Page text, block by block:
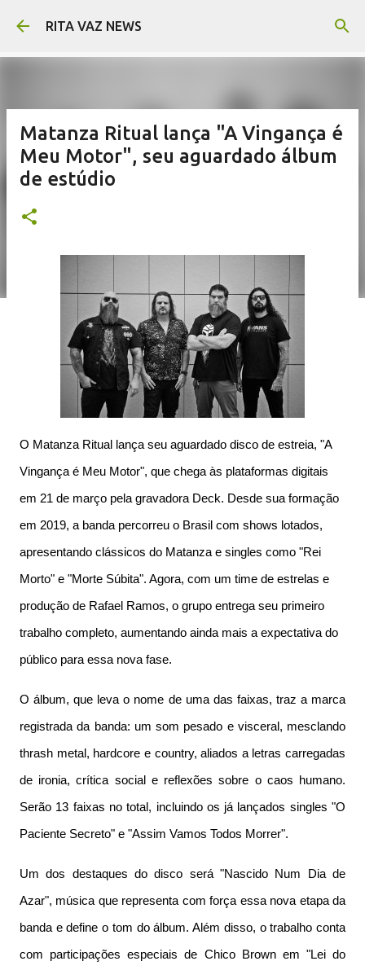
Pular para o conteúdo principal
RITA VAZ NEWS
Matanza Ritual lança "A Vingança é
Meu Motor", seu aguardado álbum
de estúdio
O Matanza Ritual lança seu aguardado disco de estreia, "A
Vingança é Meu Motor", que chega às plataformas digitais
em 21 de março pela gravadora Deck. Desde sua formação
em 2019, a banda percorreu o Brasil com shows lotados,
apresentando clássicos do Matanza e singles como "Rei
Morto" e "Morte Súbita". Agora, com um time de estrelas e
produção de Rafael Ramos, o grupo entrega seu primeiro
trabalho completo, aumentando ainda mais a expectativa do
público para essa nova fase.
O álbum, que leva o nome de uma das faixas, traz a marca
registrada da banda: um som pesado e visceral, mesclando
thrash metal, hardcore e country, aliados a letras carregadas
de ironia, crítica social e reflexões sobre o caos humano.
Serão 13 faixas no total, incluindo os já lançados singles "O
Paciente Secreto" e "Assim Vamos Todos Morrer".
Um dos destaques do disco será "Nascido Num Dia de
Azar", música que representa com força essa nova etapa da
banda e define o tom do álbum. Além disso, o trabalho conta
com participações especiais de Chico Brown em "Lei do